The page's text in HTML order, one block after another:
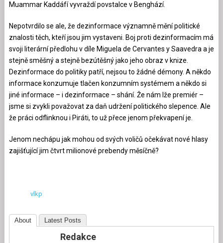
Muammar Kaddáfí vyvraždí povstalce v Benghází.
Nepotvrdilo se ale, že dezinformace významně mění politické
znalosti těch, kteří jsou jim vystaveni. Boj proti dezinformacím má
svoji literární předlohu v díle Miguela de Cervantes y Saavedra a je
stejně směšný a stejně bezútěšný jako jeho obraz v knize.
Dezinformace do politiky patří, nejsou to žádné démony. A někdo
informace konzumuje tlačen konzumním systémem a někdo si
jiné informace – i dezinformace – shání. Že nám lže premiér –
jsme si zvykli považovat za daň udržení politického slepence. Ale
že práci odflinknou i Piráti, to už přece jenom překvapení je.
Jenom nechápu jak mohou od svých voličů očekávat nové hlasy
zajišťující jim čtvrt milionové prebendy měsíčně?
vlkp
About Latest Posts
Redakce